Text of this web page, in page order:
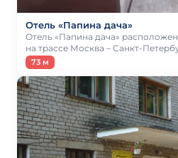
Отель «Папина дача»
Отель «Папина дача»
на трассе Москва – Санкт-
73 м